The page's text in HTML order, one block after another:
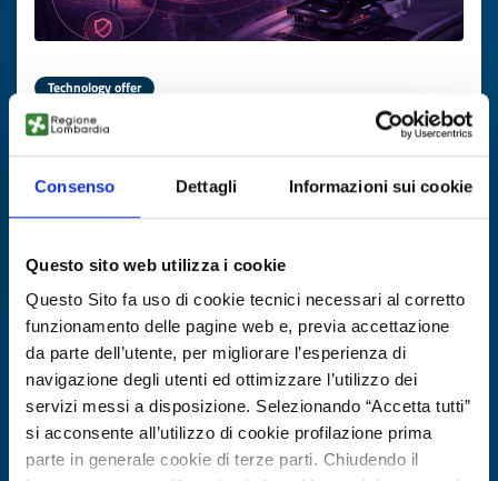
Consenso Dettagli Informazioni sui cookie
Questo sito web utilizza i cookie
Questo Sito fa uso di cookie tecnici necessari al corretto
funzionamento delle pagine web e, previa accettazione
da parte dell’utente, per migliorare l’esperienza di
navigazione degli utenti ed ottimizzare l’utilizzo dei
servizi messi a disposizione. Selezionando “Accetta tutti”
si acconsente all’utilizzo di cookie profilazione prima
parte in generale cookie di terze parti. Chiudendo il
Technology offer
Radar di imaging ad alta
risoluzione/precisione per
automotive, aerospace e security
DISCOVER MORE →
Expires on30 gennaio 2027